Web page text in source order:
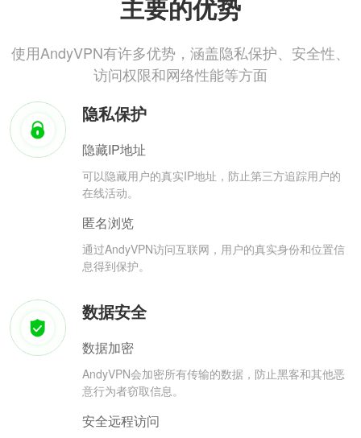
主要的优势
使用AndyVPN有许多优势，涵盖隐私保护、安全性、
访问权限和网络性能等方面
隐私保护
隐藏IP地址
可以隐藏用户的真实IP地址，防止第三方追踪用户的
在线活动。
匿名浏览
通过AndyVPN访问互联网，用户的真实身份和位置信
息得到保护。
数据安全
数据加密
AndyVPN会加密所有传输的数据，防止黑客和其他恶
意行为者窃取信息。
安全远程访问